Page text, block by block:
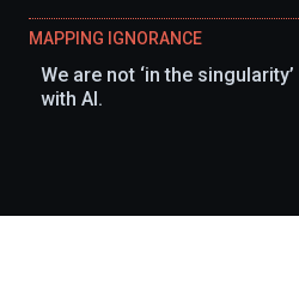
MAPPING IGNORANCE
We are not ‘in the singularity’
with AI.